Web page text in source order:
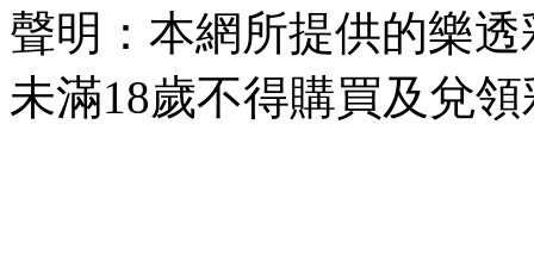
聲明：本網所提供的樂
未滿18歲不得購買及兌